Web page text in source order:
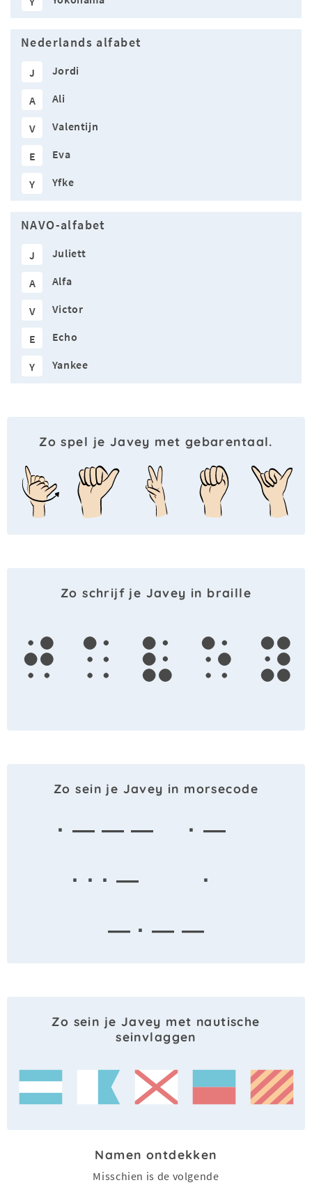
Nederlands alfabet
J Jordi
A Ali
V Valentijn
E Eva
Y Yfke
NAVO-alfabet
J Juliett
A Alfa
V Victor
E Echo
Y Yankee
Zo spel je Javey met gebarentaal.
Zo schrijf je Javey in braille
j a v e y
Zo sein je Javey in morsecode
· — — —
· —
· · · —
·
— · — —
Zo sein je Javey met nautische
seinvlaggen
Namen ontdekken
Misschien is de volgende